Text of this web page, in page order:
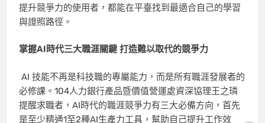
提升競爭力的使用者，都能在平臺找到最適合自己的學習
與證照路徑。
掌握AI時代三大職涯關鍵 打造難以取代的競爭力
AI 技能不再是科技職的專屬能力，而是所有職涯發展者的
必修課。104人力銀行產品暨價值營運處資深協理王之璘
提醒求職者，AI時代的職涯競爭力有三大必備方向，首先
是至少精通1至2種AI生產力工具，幫助自己提升工作效